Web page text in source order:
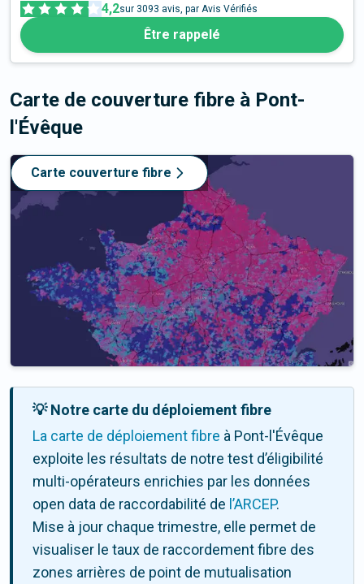
4,2sur 3093 avis, par Avis Vérifiés
Être rappelé
Carte de couverture fibre à Pont-
l'Évêque
Carte couverture fibre
💡 Notre carte du déploiement fibre
La carte de déploiement fibre à Pont-l'Évêque
exploite les résultats de notre test d’éligibilité
multi-opérateurs enrichies par les données
open data de raccordabilité de l’ARCEP.
Mise à jour chaque trimestre, elle permet de
visualiser le taux de raccordement fibre des
zones arrières de point de mutualisation